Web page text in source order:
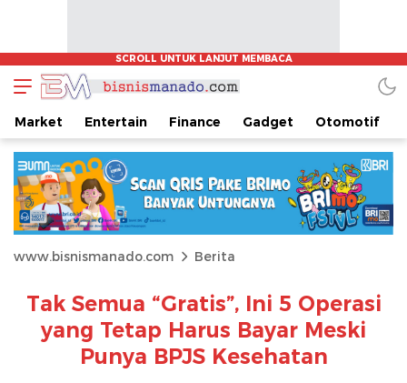
Market Entertain Finance Gadget Otomotif
www.bisnismanado.com Berita
Tak Semua “Gratis”, Ini 5 Operasi
yang Tetap Harus Bayar Meski
Punya BPJS Kesehatan